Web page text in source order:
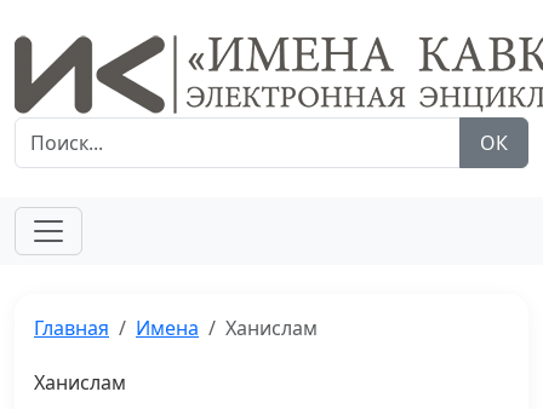
ОК
Главная Имена Ханислам
Ханислам